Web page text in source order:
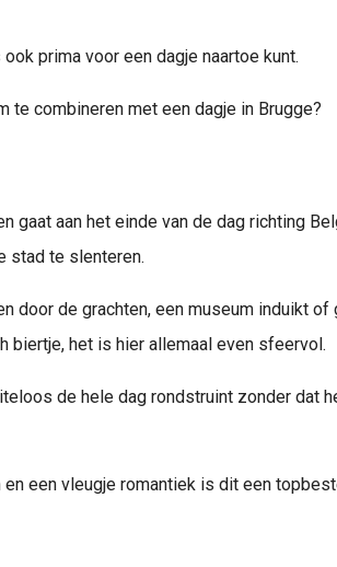
prima voor een dagje naartoe kunt.
te combineren met een dagje in Brugge?
gaat aan het einde van de dag richting
stad te slenteren.
door de grachten, een museum induikt of
biertje, het is hier allemaal even sfeervol.
de hele dag rondstruint zonder dat
een vleugje romantiek is dit een